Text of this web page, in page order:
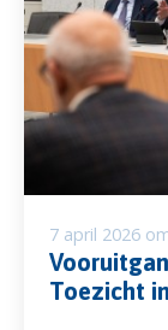
7 april 2026
Toezicht